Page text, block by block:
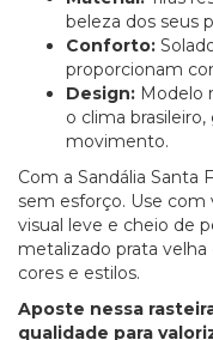
beleza dos seus
Conforto:
proporcionam
Design: Modelo
o clima
movimento.
Com a Sandália Santa
sem esforço. Use com
visual leve e cheio de
metalizado prata
cores e estilos.
Aposte nessa
qualidade para